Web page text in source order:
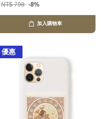
NT$ 798 -8%
加入購物車
優惠